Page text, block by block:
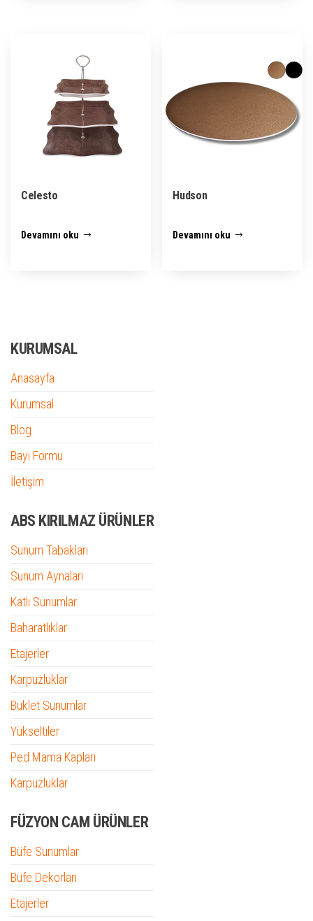
Celesto
Devamını oku
Hudson
Devamını oku
KURUMSAL
Anasayfa
Kurumsal
Blog
Bayi Formu
İletişim
ABS KIRILMAZ ÜRÜNLER
Sunum Tabakları
Sunum Aynaları
Katlı Sunumlar
Baharatlıklar
Etajerler
Karpuzluklar
Buklet Sunumlar
Yükseltiler
Ped Mama Kapları
Karpuzluklar
FÜZYON CAM ÜRÜNLER
Büfe Sunumlar
Büfe Dekorları
Etajerler